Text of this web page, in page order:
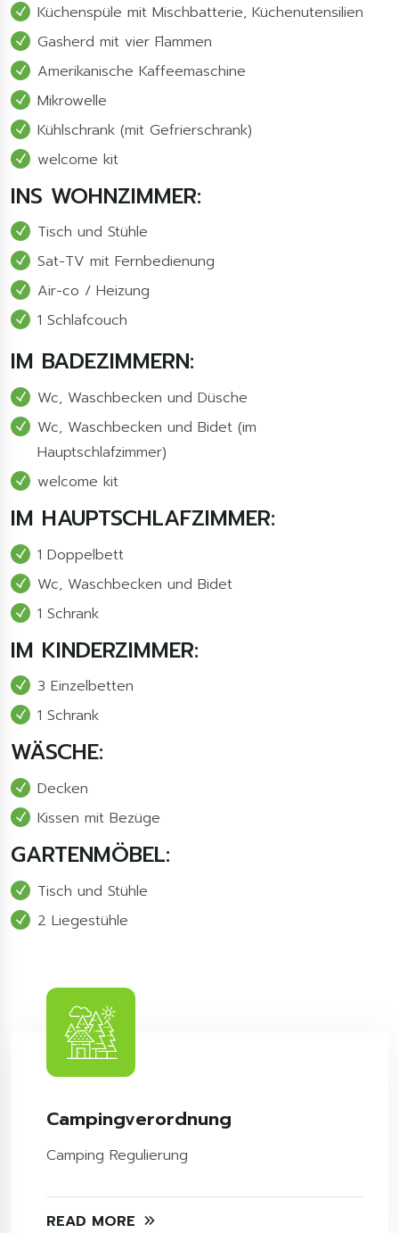
Küchenspüle mit Mischbatterie, Küchenutensilien
Gasherd mit vier Flammen
Amerikanische Kaffeemaschine
Mikrowelle
Kühlschrank (mit Gefrierschrank)
welcome kit
INS WOHNZIMMER:
Tisch und Stühle
Sat-TV mit Fernbedienung
Air-co / Heizung
1 Schlafcouch
IM BADEZIMMERN:
Wc, Waschbecken und Düsche
Wc, Waschbecken und Bidet (im
Hauptschlafzimmer)
welcome kit
IM HAUPTSCHLAFZIMMER:
1 Doppelbett
Wc, Waschbecken und Bidet
1 Schrank
IM KINDERZIMMER:
3 Einzelbetten
1 Schrank
WÄSCHE:
Decken
Kissen mit Bezüge
GARTENMÖBEL:
Tisch und Stühle
2 Liegestühle
Campingverordnung
Camping Regulierung
READ MORE